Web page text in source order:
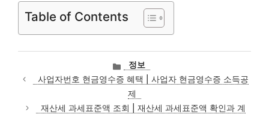
Table of Contents
카
테
고
리
정보
사업자번호 현금영수증 혜택 | 사업자 현금영수증 소득공
제
재산세 과세표준액 조회 | 재산세 과세표준액 확인과 계